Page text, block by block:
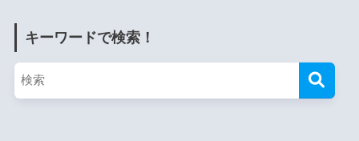
キーワードで検索！